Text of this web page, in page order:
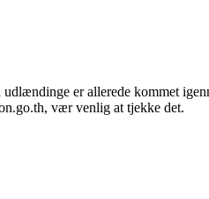
er allerede kommet
vær venlig at tjekke det.